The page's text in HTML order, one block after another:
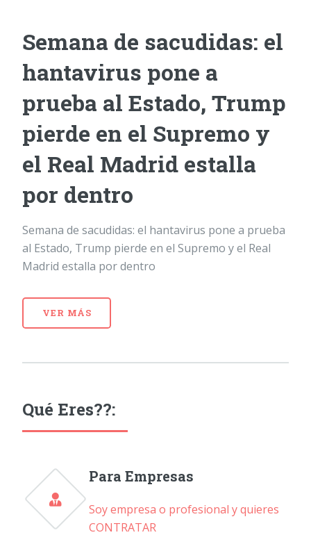
Semana de sacudidas: el
hantavirus pone a
prueba al Estado, Trump
pierde en el Supremo y
el Real Madrid estalla
por dentro
Semana de sacudidas: el hantavirus pone a prueba
al Estado, Trump pierde en el Supremo y el Real
Madrid estalla por dentro
VER MÁS
Qué Eres??:
Para Empresas
Soy empresa o profesional y quieres
CONTRATAR